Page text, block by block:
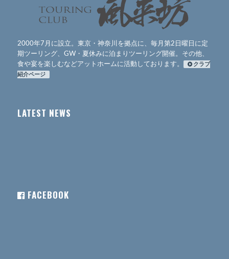
2000年7月に設立。東京・神奈川を拠点に、毎月第2日曜日に定
期ツーリング、GW・夏休みに泊まりツーリング開催。その他、
食や宴を楽しむなどアットホームに活動しております。
クラブ
紹介ページ
LATEST NEWS
FACEBOOK